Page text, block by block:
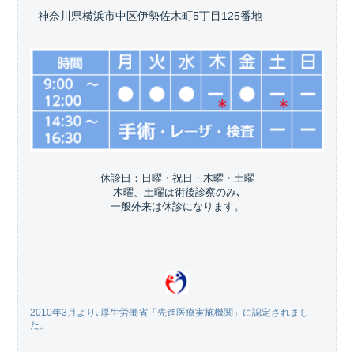
神奈川県横浜市中区伊勢佐木町5丁目125番地
休診日：日曜・祝日・木曜・土曜
木曜、土曜は術後診察のみ､
一般外来は休診になります。
2010年3月より､厚生労働省「先進医療実施機関」に認定されまし
た。